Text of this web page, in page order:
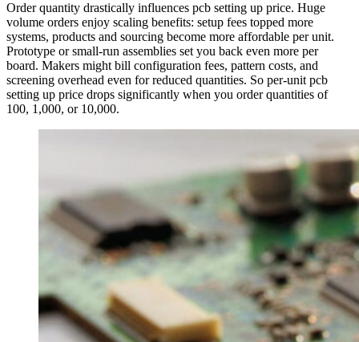
Order quantity drastically influences pcb setting up price. Huge
volume orders enjoy scaling benefits: setup fees topped more
systems, products and sourcing become more affordable per unit.
Prototype or small-run assemblies set you back even more per
board. Makers might bill configuration fees, pattern costs, and
screening overhead even for reduced quantities. So per-unit pcb
setting up price drops significantly when you order quantities of
100, 1,000, or 10,000.